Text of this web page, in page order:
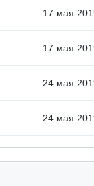
17 мая
17 мая
24 мая
24 мая